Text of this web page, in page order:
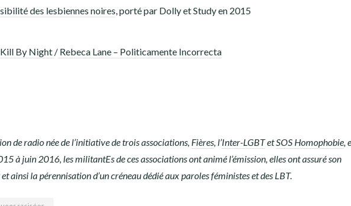
des lesbiennes noires, porté par Dolly et Study en 2015
By Night / Rebeca Lane – Politicamente Incorrecta
de radio née de l’initiative de trois associations, Fières, l’Inter-LGBTetSOS Homophobie,
à juin 2016, les militantEs de ces associations ont animé l’émission, elles ont assuré son
et ainsi la pérennisation d’un créneau dédié aux paroles féministes et des LBT.